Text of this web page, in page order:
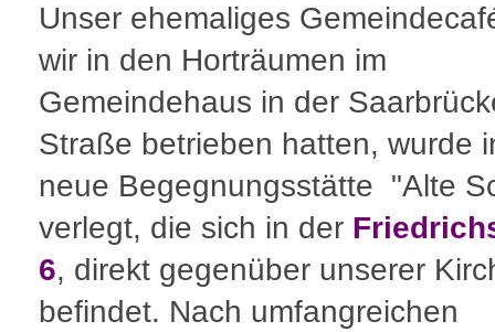
Unser ehemaliges
wir in den Horträumen im
Gemeindehaus in der
Straße betrieben hatten, wurde
neue Begegnungsstätte "Alte
verlegt, die sich in der
6, direkt gegenüber unserer
befindet. Nach umfangreichen